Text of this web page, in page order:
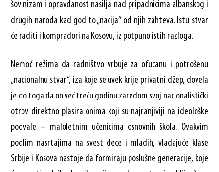
šovinizam i opravdanost nasilja nad pripadnicima albanskog i
drugih naroda kad god to „nacija“ od njih zahteva. Istu stvar
će raditi i kompradori na Kosovu, iz potpuno istih razloga.
Nemoć režima da radništvo vrbuje za ofucanu i potrošenu
„nacionalnu stvar“, iza koje se uvek krije privatni džep, dovela
je do toga da on već treću godinu zaredom svoj nacionalistički
otrov direktno plasira onima koji su najranjiviji na ideološke
podvale – maloletnim učenicima osnovnih škola. Ovakvim
podlim nasrtajima na svest dece i mladih, vladajuće klase
Srbije i Kosova nastoje da formiraju poslušne generacije, koje